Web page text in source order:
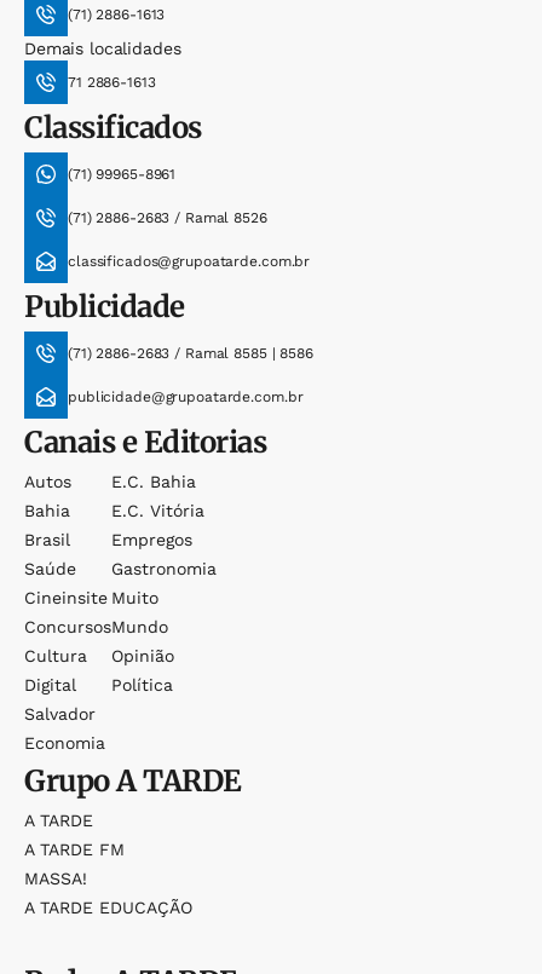
(71) 2886-1613
Demais localidades
71 2886-1613
Classificados
(71) 99965-8961
(71) 2886-2683 / Ramal 8526
classificados@grupoatarde.com.br
Publicidade
(71) 2886-2683 / Ramal 8585 | 8586
publicidade@grupoatarde.com.br
Canais e Editorias
Autos
Bahia
Brasil
Saúde
Cineinsite
Concursos
Cultura
Digital
Salvador
Economia
E.c. Bahia
E.c. Vitória
Empregos
Gastronomia
Muito
Mundo
Opinião
Política
GrupoA TARDE
A TARDE
A TARDE FM
MASSA!
A TARDE EDUCAÇÃO